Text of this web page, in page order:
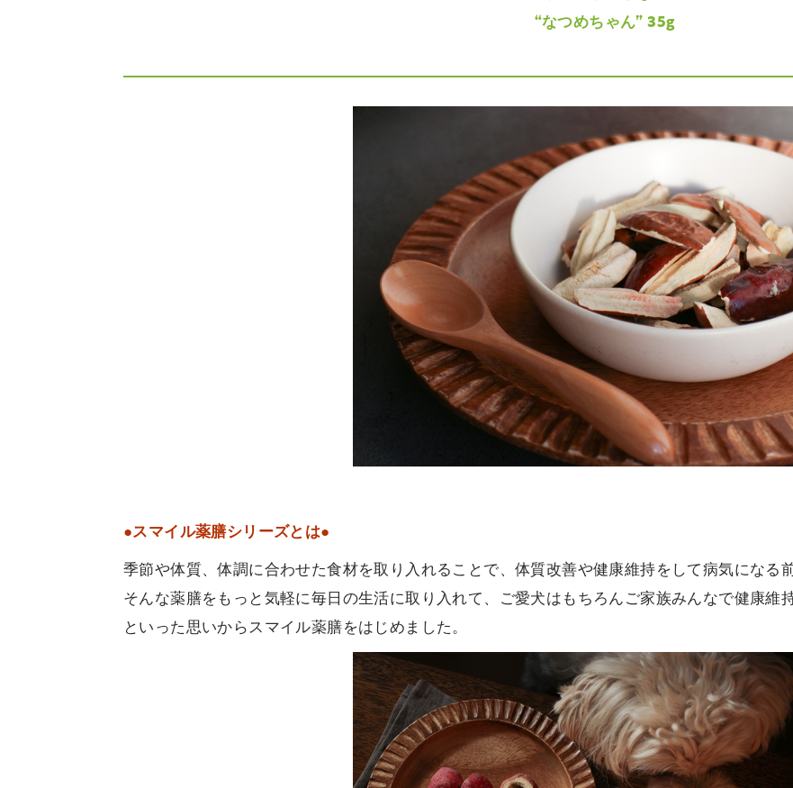
“なつめちゃん” 35g
●スマイル薬膳シリーズとは●
季節や体質、体調に合わせた食材を取り入れることで、体質改善や健康維持をして病気になる
そんな薬膳をもっと気軽に毎日の生活に取り入れて、ご愛犬はもちろんご家族みんなで健康維
といった思いからスマイル薬膳をはじめました。